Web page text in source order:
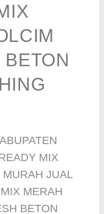
MIX
JUAL
MERAH
BETON